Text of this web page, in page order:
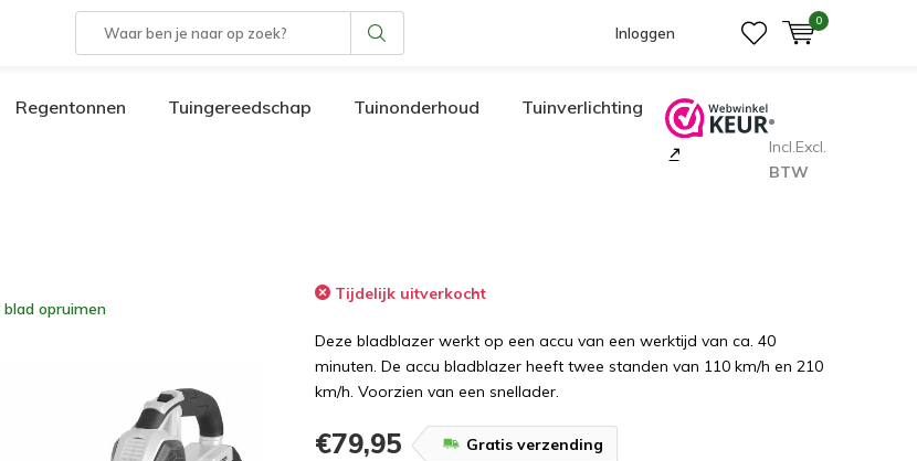
Inloggen
0
Regentonnen Tuingereedschap Tuinonderhoud Tuinverlichting
Incl.Excl.
BTW
blad opruimen
Tijdelijk uitverkocht
Deze bladblazer werkt op een accu van een werktijd van ca. 40
minuten. De accu bladblazer heeft twee standen van 110 km/h en 210
km/h. Voorzien van een snellader.
€79,95 Gratis verzending